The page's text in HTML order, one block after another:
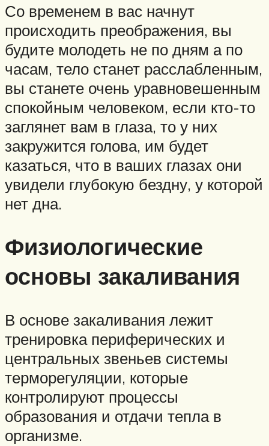
Со временем в вас начнут
происходить преображения, вы
будите молодеть не по дням а по
часам, тело станет расслабленным,
вы станете очень уравновешенным
спокойным человеком, если кто-то
заглянет вам в глаза, то у них
закружится голова, им будет
казаться, что в ваших глазах они
увидели глубокую бездну, у которой
нет дна.
Физиологические
основы закаливания
В основе закаливания лежит
тренировка периферических и
центральных звеньев системы
терморегуляции, которые
контролируют процессы
образования и отдачи тепла в
организме.